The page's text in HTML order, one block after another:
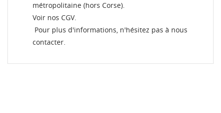
métropolitaine (hors Corse).
Voir nos CGV.
Pour plus d'informations, n'hésitez pas à nous
contacter.